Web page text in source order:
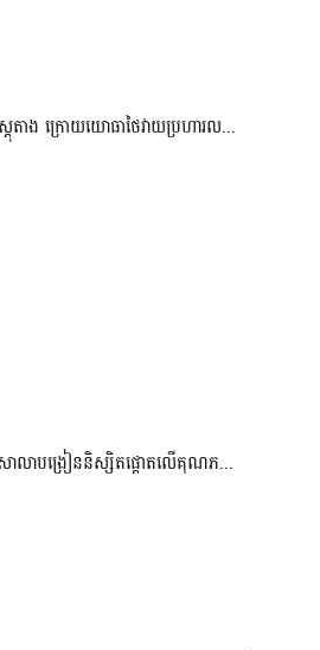
តាង ក្រោយយោធាថៃវាយប្រហារល...
លាបង្រៀននិស្សិតផ្តោតលើគុណភ...